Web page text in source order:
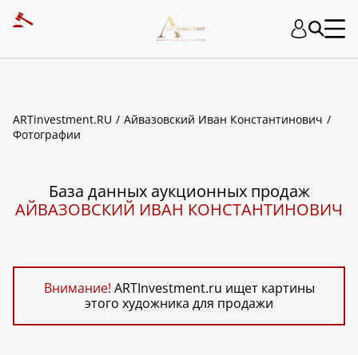
ARTinvestment.RU
Айвазовский Иван Константинович
Фотографии
База данных аукционных продаж
АЙВАЗОВСКИЙ ИВАН КОНСТАНТИНОВИЧ
Внимание! ARTInvestment.ru ищет картины
этого художника для продажи